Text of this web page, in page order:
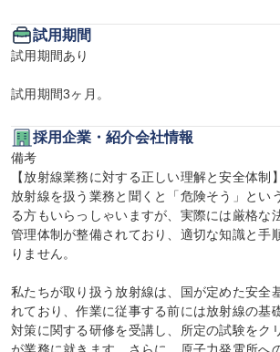
試用期間
試用期間あり
試用期間3ヶ月。
採用企業・紹介会社情報
備考
【放射線業務に対する正しい理解と安全体制】
放射線を扱う業務と聞くと「危険そう」とい
る方もいらっしゃいますが、実際には厳格な
管理体制が整備されており、適切な知識と手
りません。
私たちが取り扱う放射線は、国が定めた安全
れており、作業に従事する前には放射線の基
対策に関する研修を受講し、所定の試験をク